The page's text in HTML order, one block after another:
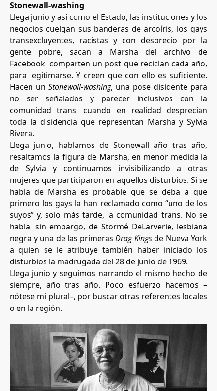
Stonewall-washing
Llega junio y así como el Estado, las instituciones y los
negocios cuelgan sus banderas de arcoíris, los gays
transexcluyentes, racistas y con desprecio por la
gente pobre, sacan a Marsha del archivo de
Facebook, comparten un post que reciclan cada año,
para legitimarse. Y creen que con ello es suficiente.
Hacen un Stonewall-washing, una pose disidente para
no ser señalados y parecer inclusivos con la
comunidad trans, cuando en realidad desprecian
toda la disidencia que representan Marsha y Sylvia
Rivera.
Llega junio, hablamos de Stonewall año tras año,
resaltamos la figura de Marsha, en menor medida la
de Sylvia y continuamos invisibilizando a otras
mujeres que participaron en aquellos disturbios. Si se
habla de Marsha es probable que se deba a que
primero los gays la han reclamado como “uno de los
suyos” y, solo más tarde, la comunidad trans. No se
habla, sin embargo, de Stormé DeLarverie, lesbiana
negra y una de las primeras Drag Kingsde Nueva York
a quien se le atribuye también haber iniciado los
disturbios la madrugada del 28 de junio de 1969.
Llega junio y seguimos narrando el mismo hecho de
siempre, año tras año. Poco esfuerzo hacemos –
nótese mi plural–, por buscar otras referentes locales
o en la región.